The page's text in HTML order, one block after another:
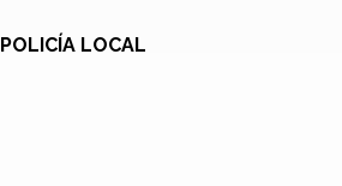
POLICÍA LOCAL